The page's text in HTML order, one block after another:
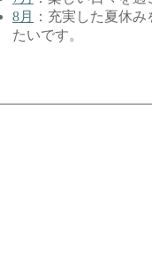
8月
：充実した夏休
たいです。